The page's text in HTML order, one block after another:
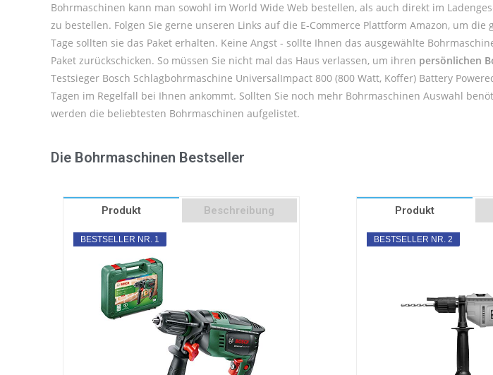
Bohrmaschinen kann man sowohl im World Wide Web bestellen, als auch direkt im
zu bestellen. Folgen Sie gerne unseren Links auf die E-Commerce Plattform Amazon, um
Tage sollten sie das Paket erhalten. Keine Angst - sollte Ihnen das ausgewählte
Paket zurückschicken. So müssen Sie nicht mal das Haus verlassen, um ihren persönlichen
Testsieger Bosch Schlagbohrmaschine UniversalImpact 800 (800 Watt, Koffer) Battery
Tagen im Regelfall bei Ihnen ankommt. Sollten Sie noch mehr Bohrmaschinen Auswahl
werden die beliebtesten Bohrmaschinen aufgelistet.
Die Bohrmaschinen Bestseller
Produkt Beschreibung
BESTSELLER NR. 1
Produkt
BESTSELLER NR. 2